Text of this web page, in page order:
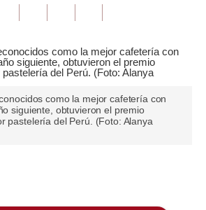
como la mejor cafetería con
siguiente, obtuvieron el premio
pastelería del Perú. (Foto: Alanya